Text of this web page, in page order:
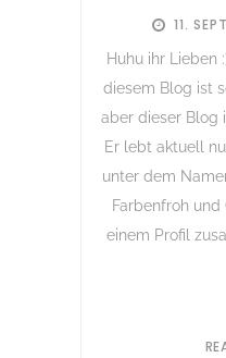
11.
Huhu ihr Lieben
diesem Blog ist
aber dieser Blog
Er lebt aktuell
unter dem
Farbenfroh
einem Profil